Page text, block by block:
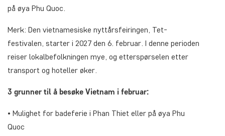
på øya Phu Quoc.
Merk: Den vietnamesiske nyttårsfeiringen, Tet-
festivalen, starter i 2027 den 6. februar. I denne perioden
reiser lokalbefolkningen mye, og etterspørselen etter
transport og hoteller øker.
3 grunner til å besøke Vietnam i februar:
• Mulighet for badeferie i Phan Thiet eller på øya Phu
Quoc